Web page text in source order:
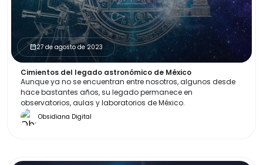
calendar_month27 de agosto de 2023
Cimientos del legado astronómico de México
Aunque ya no se encuentran entre nosotros, algunos desde
hace bastantes años, su legado permanece en
observatorios, aulas y laboratorios de México.
Obsidiana Digital